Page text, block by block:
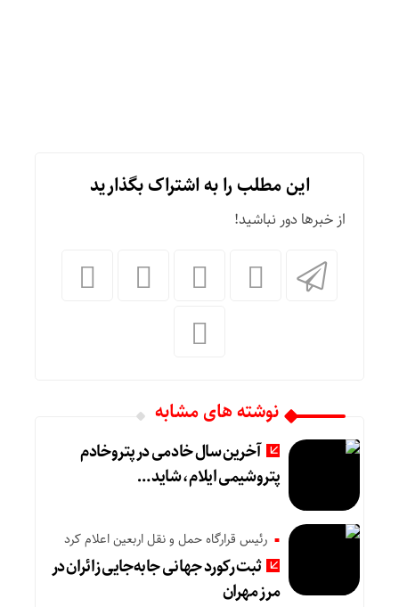
این مطلب را به اشتراک بگذارید
از خبرها دور نباشید!
نوشته های مشابه
آخرین سال خادمی در پتروخادم
پتروشیمی ایلام، شاید …
رئیس قرارگاه حمل و نقل اربعین اعلام کرد
ثبت رکورد جهانی جابه‌جایی زائران در
مرز مهران